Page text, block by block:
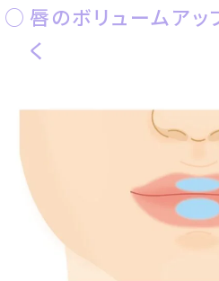
唇のボリュームアッ
く